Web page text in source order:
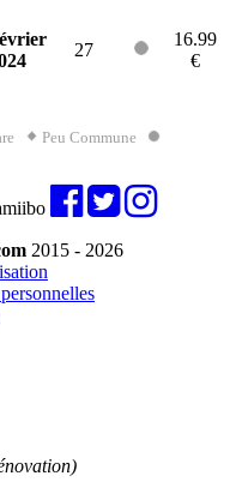
27
16.99
€
Peu Commune
2015 - 2026